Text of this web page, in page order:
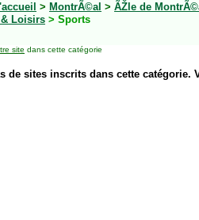
> MontrÃ©al > ÃŽle de
Loisirs > Sports
site dans cette catégorie
de sites inscrits dans cette